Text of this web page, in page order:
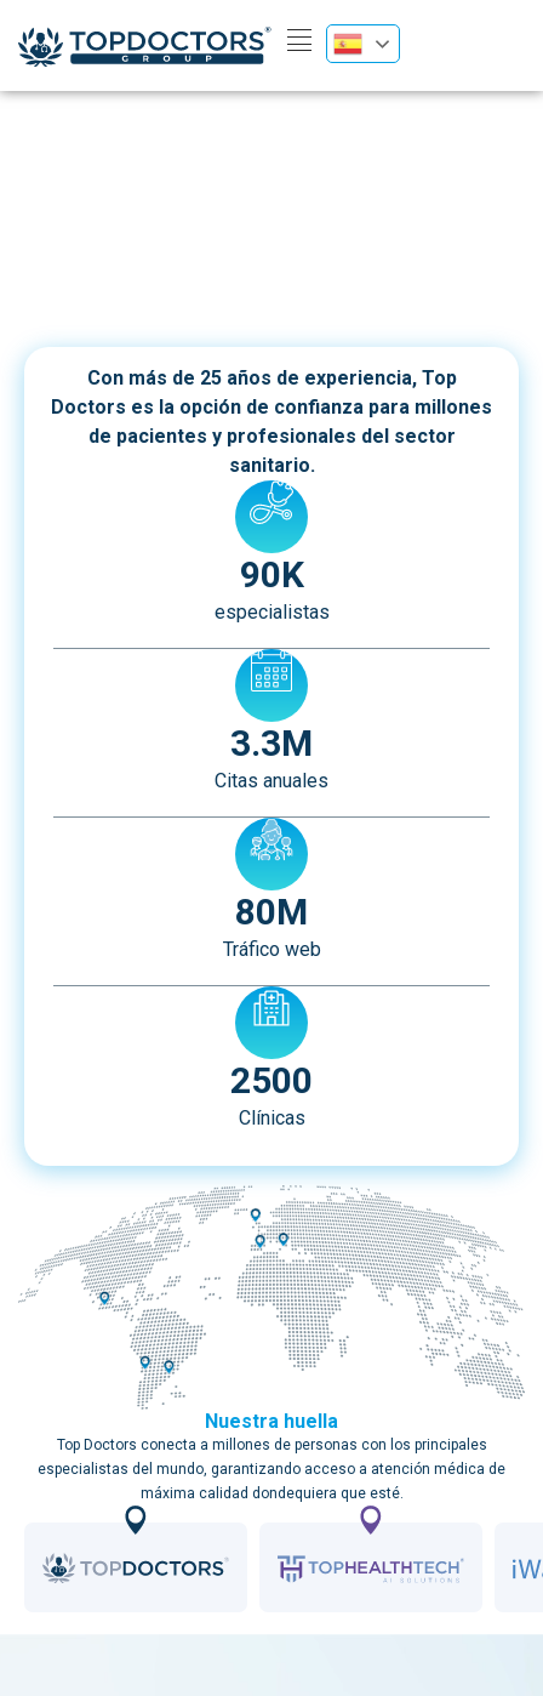
Con más de 25 años de experiencia, Top
Doctors es la opción de confianza para millones
de pacientes y profesionales del sector
sanitario.
90K
especialistas
3.3M
Citas anuales
80M
Tráfico web
2500
Clínicas
Nuestra huella
Top Doctors conecta a millones de personas con los principales
especialistas del mundo, garantizando acceso a atención médica de
máxima calidad dondequiera que esté.